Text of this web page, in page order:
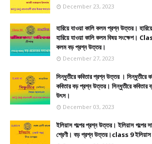
December 23, 2023
হারিয়ে যাওয়া কালি কলম প্রশ্ন উত্তর।
হারিয়ে যাওয়া কালি কলম বিষয় সংক্ষেপ।
কলম বড় প্রশ্ন উত্তর।
December 27, 2023
সিন্ধুতীরে কবিতার প্রশ্ন উত্তর । সিন্ধুতীরে
কবিতার বড় প্রশ্ন উত্তর। সিন্ধুতীরে কবিতার
উৎস।
December 03, 2023
ইলিয়াস গল্পের প্রশ্ন উত্তর। ইলিয়াস গল্পের
শ্রেণী। বড় প্রশ্ন উত্তর।class 9 ইলিয়াস